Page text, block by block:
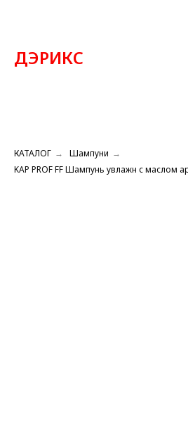
ДЭРИКС
КАТАЛОГ → Шампуни →
KAP PROF FF Шампунь увлажн с маслом